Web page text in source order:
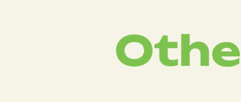
Othe